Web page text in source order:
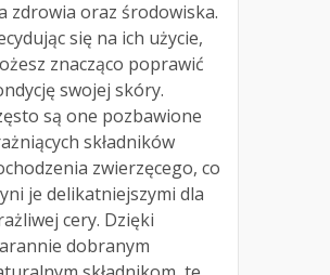
zdrowia oraz środowiska.
się na ich użycie,
znacząco poprawić
swojej skóry.
są one pozbawione
składników
zwierzęcego, co
je delikatniejszymi dla
cery. Dzięki
dobranym